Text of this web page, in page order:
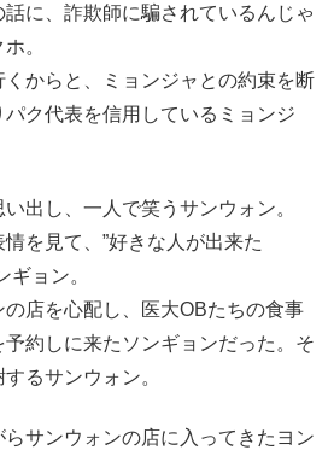
に、詐欺師に騙されているんじゃ
。
からと、ミョンジャとの約束を断
ク代表を信用しているミョンジ
出し、一人で笑うサンウォン。
を見て、”好きな人が出来た
ギョン。
店を心配し、医大OBたちの食事
約しに来たソンギョンだった。そ
るサンウォン。
サンウォンの店に入ってきたヨン